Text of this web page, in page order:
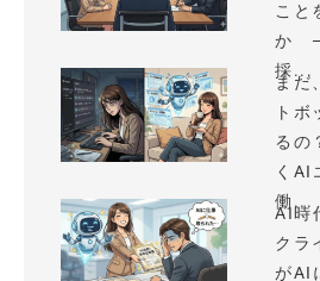
こと
か
採...
まだ
トボ
るの
くAI
働...
AI時
ク
がAI